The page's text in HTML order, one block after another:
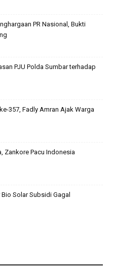
PR Nasional, Bukti
PJU Polda Sumbar terhadap
357, Fadly Amran Ajak Warga
Zankore Pacu Indonesia
Solar Subsidi Gagal